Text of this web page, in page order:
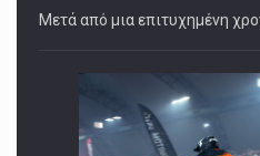
Μετά από μια επιτυχημένη